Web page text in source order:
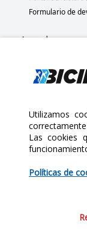
Formulario de
Legal
Políticas de
Políticas de
Copyright 2025
Agosto 7, 2026
Utilizamos
Las cookies
Políticas de